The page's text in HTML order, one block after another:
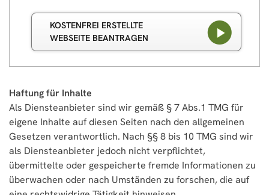
KOSTENFREI ERSTELLTE
WEBSEITE BEANTRAGEN
Haftung für Inhalte
Als Diensteanbieter sind wir gemäß § 7 Abs.1 TMG für
eigene Inhalte auf diesen Seiten nach den allgemeinen
Gesetzen verantwortlich. Nach §§ 8 bis 10 TMG sind wir
als Diensteanbieter jedoch nicht verpflichtet,
übermittelte oder gespeicherte fremde Informationen zu
überwachen oder nach Umständen zu forschen, die auf